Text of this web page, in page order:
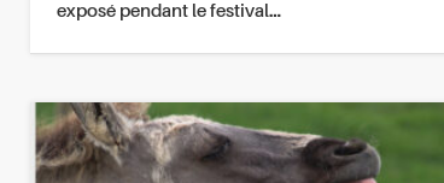
exposé pendant le festival…